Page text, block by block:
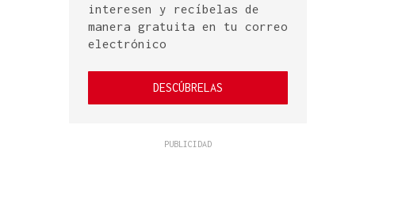
interesen y recíbelas de
manera gratuita en tu correo
electrónico
DESCÚBRELAS